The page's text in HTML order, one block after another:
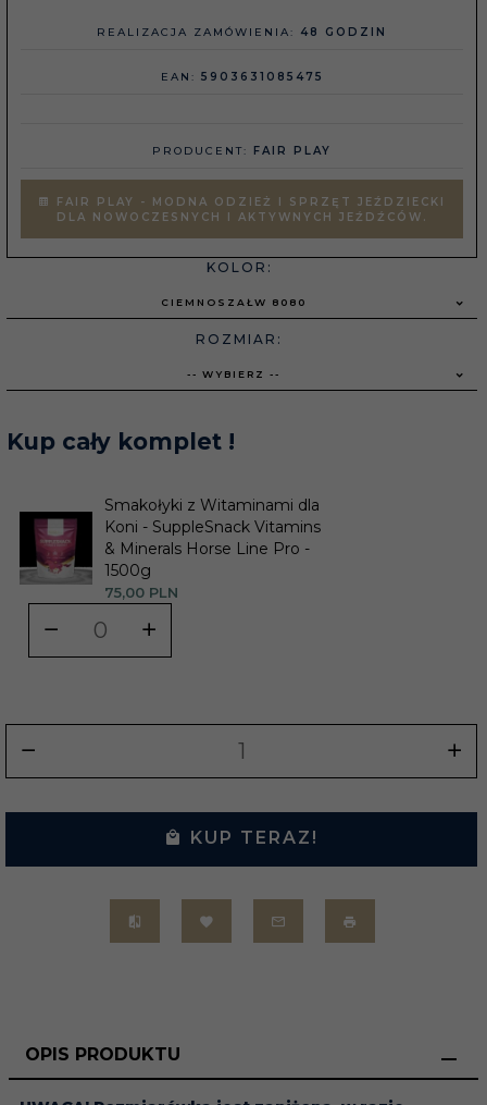
REALIZACJA ZAMÓWIENIA: 48 GODZIN
EAN: 5903631085475
PRODUCENT: FAIR PLAY
FAIR PLAY - MODNA ODZIEŻ I SPRZĘT JEŹDZIECKI
DLA NOWOCZESNYCH I AKTYWNYCH JEŹDŹCÓW.
KOLOR:
CIEMNOSZAŁW 8080
ROZMIAR:
-- WYBIERZ --
Kup cały komplet !
Smakołyki z Witaminami dla
Koni - SuppleSnack Vitamins
& Minerals Horse Line Pro -
1500g
75,00 PLN
KUP TERAZ!
OPIS PRODUKTU